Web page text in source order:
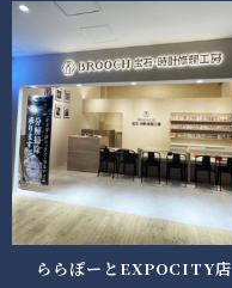
ららぽーとEXPOCITY店